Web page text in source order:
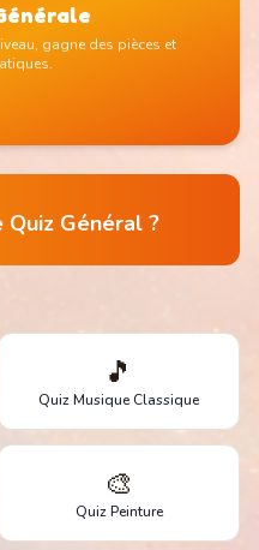
gagne des pièces et
Quiz Général ?
🎵
Quiz Musique Classique
🎨
Quiz Peinture